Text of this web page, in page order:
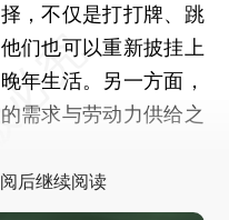
，不仅是打打牌、跳
们也可以重新披挂上
年生活。另一方面，
需求与劳动力供给之
后继续阅读